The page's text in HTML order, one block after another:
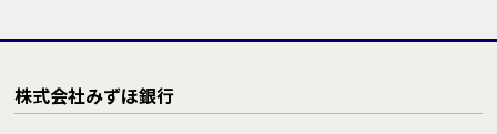
株式会社みずほ銀行